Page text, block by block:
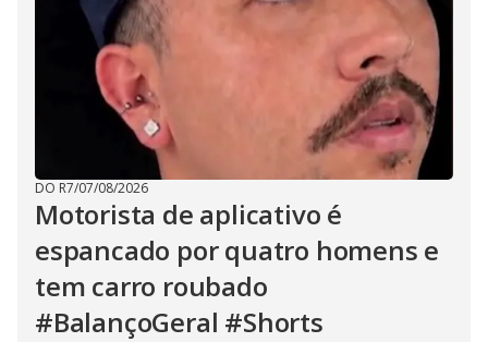
DO R7/07/08/2026
Motorista de aplicativo é
espancado por quatro homens e
tem carro roubado
#BalançoGeral #Shorts